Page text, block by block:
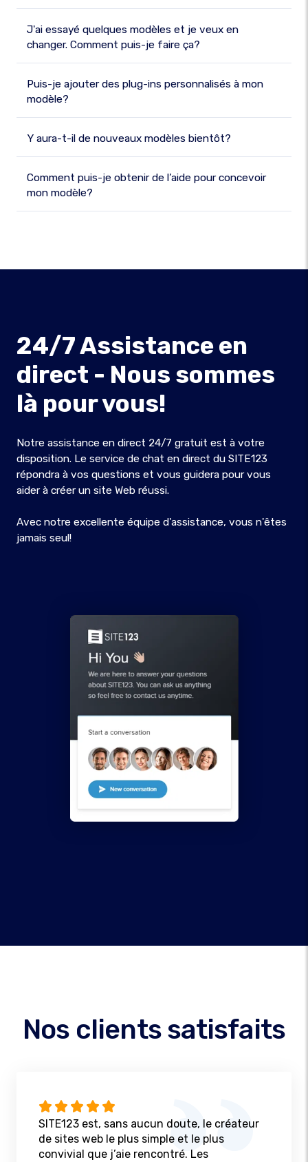
J'ai essayé quelques modèles et je veux en
changer. Comment puis-je faire ça?
Puis-je ajouter des plug-ins personnalisés à mon
modèle?
Y aura-t-il de nouveaux modèles bientôt?
Comment puis-je obtenir de l’aide pour concevoir
mon modèle?
24/7 Assistance en
direct - Nous sommes
là pour vous!
Notre assistance en direct 24/7 gratuit est à votre
disposition. Le service de chat en direct du SITE123
répondra à vos questions et vous guidera pour vous
aider à créer un site Web réussi.
Avec notre excellente équipe d'assistance, vous n'êtes
jamais seul!
Nos clients satisfaits
SITE123 est, sans aucun doute, le créateur
de sites web le plus simple et le plus
convivial que j’aie rencontré. Les